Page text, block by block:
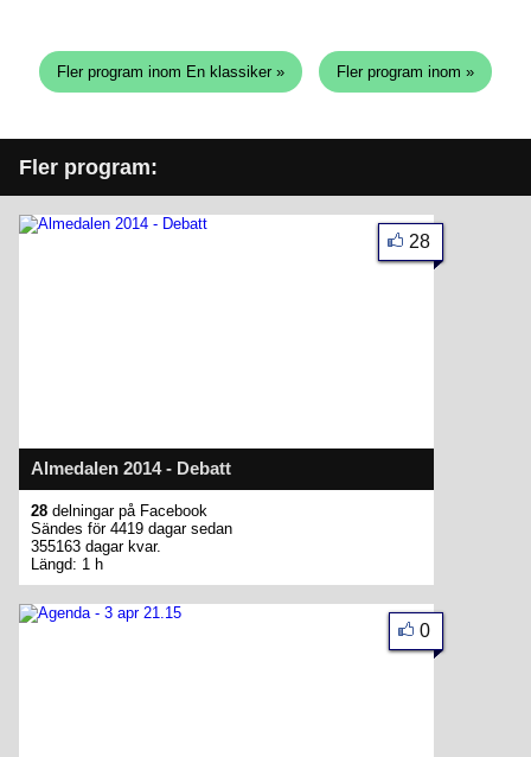
Fler program inom En klassiker » Fler program inom »
Fler program:
Almedalen 2014 - Debatt
28
28 delningar på Facebook
Sändes för 4419 dagar sedan
355163 dagar kvar.
Längd: 1 h
0